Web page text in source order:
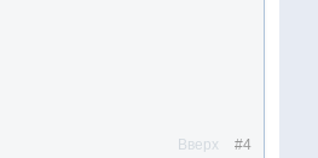
#4
Вверх